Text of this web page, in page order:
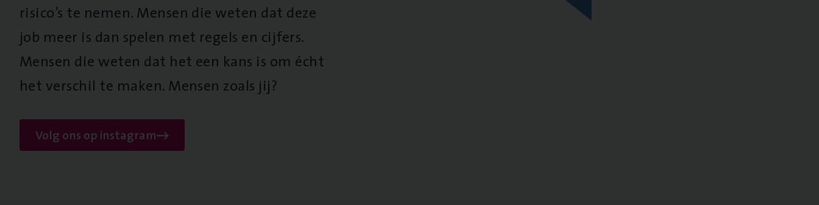
risico’s te nemen. Mensen die weten dat deze
job meer is dan spelen met regels en cijfers.
Mensen die weten dat het een kans is om écht
het verschil te maken. Mensen zoals jij?
Volg ons op instagram